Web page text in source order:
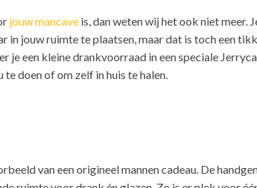
jouw mancave is, dan weten wij het ook niet meer.
in jouw ruimte te plaatsen, maar dat is toch een
je een kleine drankvoorraad in een speciale
te doen of om zelf in huis te halen.
van een origineel mannen cadeau. De